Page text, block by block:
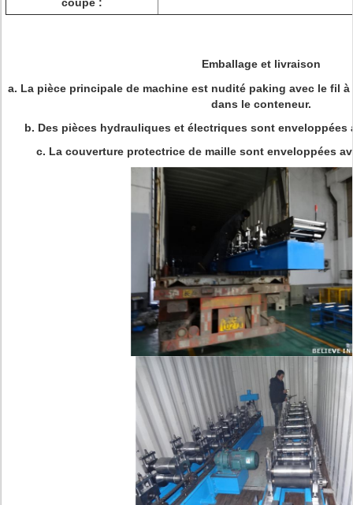
Emballage et livraison
a. La pièce principale de machine est nudité paking avec le fil
dans le conteneur.
b. Des pièces hydrauliques et électriques sont
c. La couverture protectrice de maille sont enveloppées